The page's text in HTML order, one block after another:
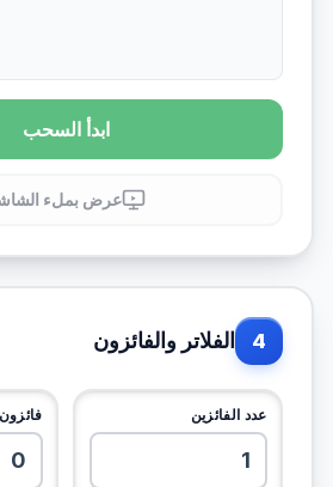
4 الفلاتر والفائزون
عدد الفائزين
ابدأ السحب
عرض بملء